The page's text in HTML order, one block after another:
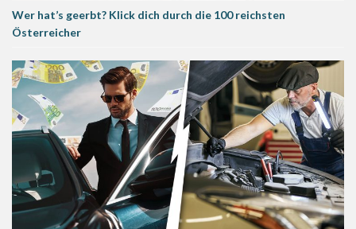
Wer hat’s geerbt? Klick dich durch die 100 reichsten
Österreicher